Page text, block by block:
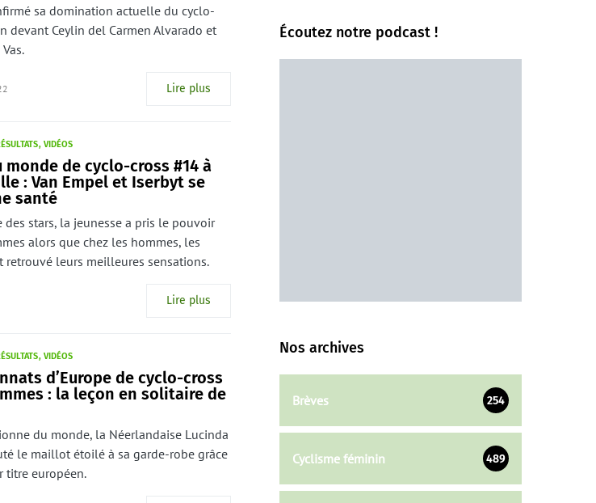
sa domination actuelle du cyclo-
devant Ceylin del Carmen Alvarado et
Lire plus
VIDÉOS
monde de cyclo-cross #14 à
: Van Empel et Iserbyt se
santé
des stars, la jeunesse a pris le pouvoir
alors que chez les hommes, les
retrouvé leurs meilleures sensations.
Lire plus
VIDÉOS
d’Europe de cyclo-cross
: la leçon en solitaire de
du monde, la Néerlandaise Lucinda
le maillot étoilé à sa garde-robe grâce
titre européen.
Écoutez notre podcast !
Nos archives
Brèves 254
Cyclisme féminin 489